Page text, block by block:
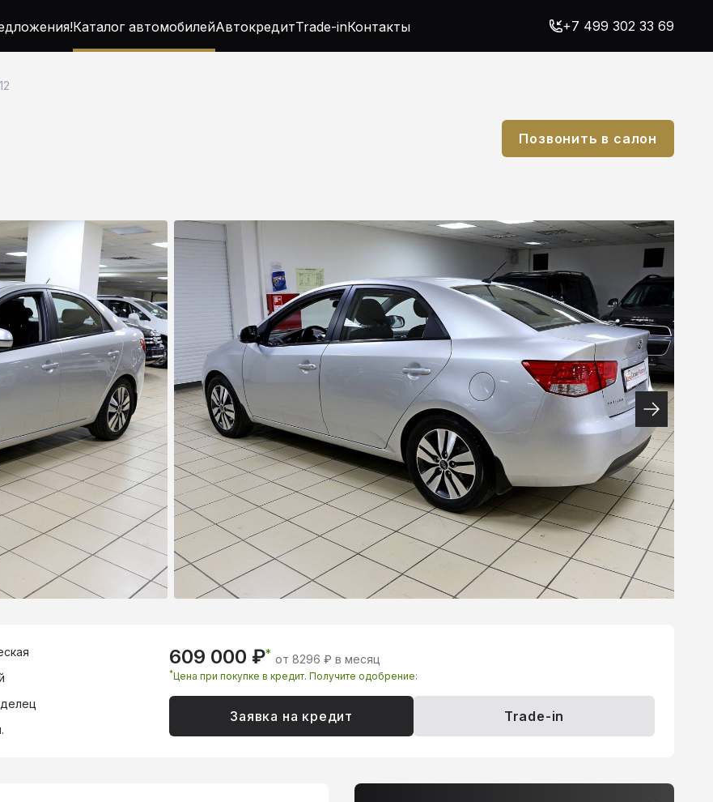
Каталог автомобилейАвтокредитTrade-inКонтакты +7 499 302 33 69
Позвонить в салон
609 000 ₽* от 8296 ₽ в месяц
*Цена при покупке в кредит. Получите одобрение:
Заявка на кредит Trade-in